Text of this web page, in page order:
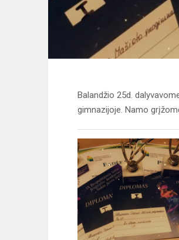
Balandžio 25d.
gimnazijoje. Namo